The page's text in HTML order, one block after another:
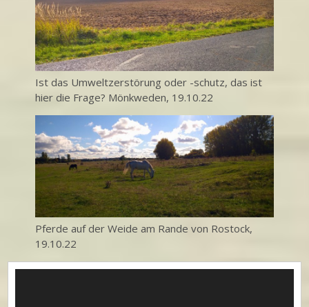
Ist das Umweltzerstörung oder -schutz, das ist
hier die Frage? Mönkweden, 19.10.22
Pferde auf der Weide am Rande von Rostock,
19.10.22